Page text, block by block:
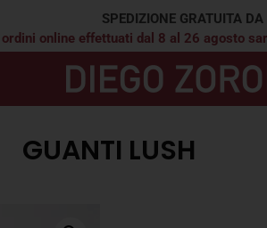
SPEDIZIONE GRATUITA
online effettuati dal 8 al 26 agosto
GUANTI LUSH